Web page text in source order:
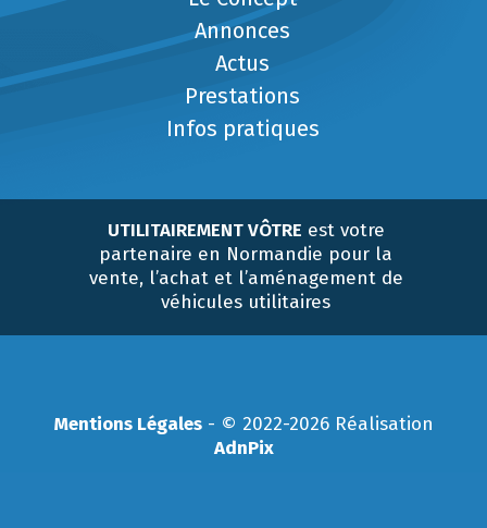
Annonces
Actus
Prestations
Infos pratiques
UTILITAIREMENT VÔTRE est votre
partenaire en Normandie pour la
vente, l’achat et l’aménagement de
véhicules utilitaires
Mentions Légales- © 2022-2026 Réalisation
AdnPix